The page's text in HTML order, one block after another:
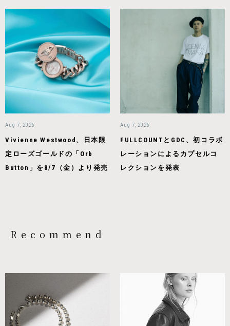
Aug 7, 2026
Vivienne Westwood、日本限
定ローズゴールドの「Orb
Button」を8/7（金）より発売
Aug 7, 2026
FULLCOUNTとGDC、初コラボ
レーションによるカプセルコ
レクションを発表
Recommend